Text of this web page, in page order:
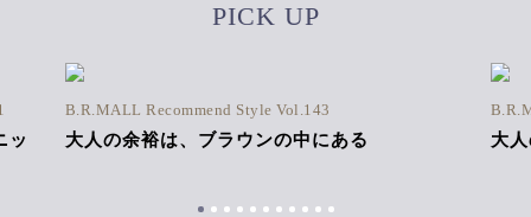
PICK UP
ッ
B.R.MALL Recommend Style Vol.143
大人の余裕は、ブラウンの中にある 大